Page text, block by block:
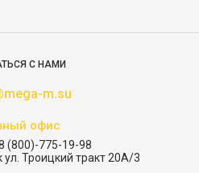
С НАМИ
m.su
офис
(800)-775-19-98
ул. Троицкий тракт 20А/3